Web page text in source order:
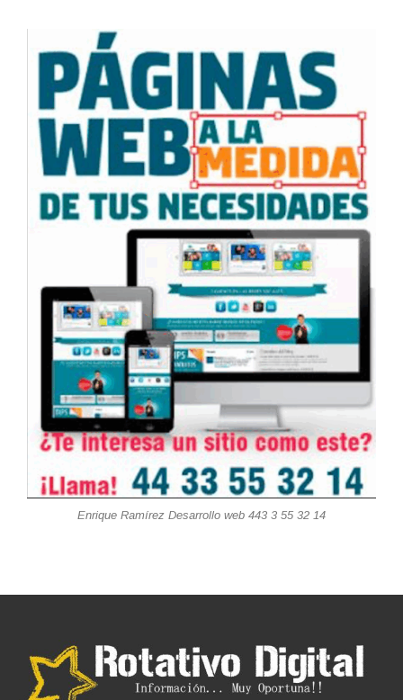
Enrique Ramírez Desarrollo web 443 3 55 32 14